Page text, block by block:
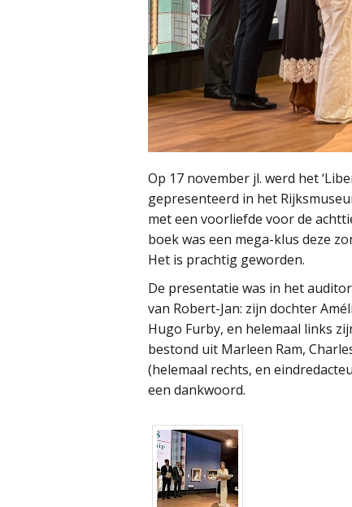
Op 17 november jl. werd het
gepresenteerd in het
met een voorliefde voor de
boek was een mega-klus deze
Het is prachtig geworden.
De presentatie was in het
van Robert-Jan: zijn dochter
Hugo Furby, en helemaal links
bestond uit Marleen Ram,
(helemaal rechts, en
een dankwoord.